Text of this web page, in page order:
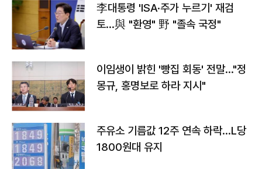
李대통령 'ISA·주가 누르기' 재검
토…與 "환영" 野 "졸속 국정"
이임생이 밝힌 '빵집 회동' 전말…"정
몽규, 홍명보로 하라 지시"
주유소 기름값 12주 연속 하락…L당
1800원대 유지